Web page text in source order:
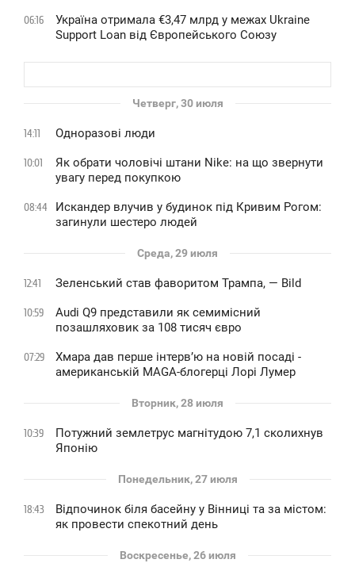
06:16
Україна отримала €3,47 млрд у межах Ukraine
Support Loan від Європейського Союзу
Четверг, 30 июля
14:11 Одноразові люди
10:01
Як обрати чоловічі штани Nike: на що звернути
увагу перед покупкою
08:44
Искандер влучив у будинок під Кривим Рогом:
загинули шестеро людей
Среда, 29 июля
12:41 Зеленський став фаворитом Трампа, — Bild
10:59
Audi Q9 представили як семимісний
позашляховик за 108 тисяч євро
07:29
Хмара дав перше інтервʼю на новій посаді -
американській MAGA-блогерці Лорі Лумер
Вторник, 28 июля
10:39
Потужний землетрус магнітудою 7,1 сколихнув
Японію
Понедельник, 27 июля
18:43
Відпочинок біля басейну у Вінниці та за містом:
як провести спекотний день
Воскресенье, 26 июля